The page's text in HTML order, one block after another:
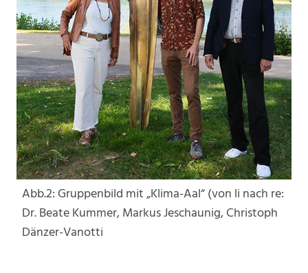
Abb.2: Gruppenbild mit „Klima-Aal“ (von li nach re:
Dr. Beate Kummer, Markus Jeschaunig, Christoph
Dänzer-Vanotti